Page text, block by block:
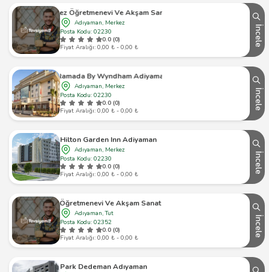
Merkez Öğretmenevi Ve Akşam Sanat Okulu
Adıyaman, Merkez
Posta Kodu: 02230
0.0 (0)
Fiyat Aralığı: 0,00 ₺ - 0,00 ₺
İncele
Ramada By Wyndham Adiyaman
Adıyaman, Merkez
Posta Kodu: 02230
0.0 (0)
Fiyat Aralığı: 0,00 ₺ - 0,00 ₺
İncele
Hilton Garden Inn Adiyaman
Adıyaman, Merkez
Posta Kodu: 02230
0.0 (0)
Fiyat Aralığı: 0,00 ₺ - 0,00 ₺
İncele
Tut Öğretmenevi Ve Akşam Sanat Okulu
Adıyaman, Tut
Posta Kodu: 02352
0.0 (0)
Fiyat Aralığı: 0,00 ₺ - 0,00 ₺
İncele
Park Dedeman Adıyaman